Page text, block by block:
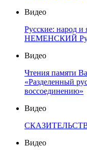
Видео
Русские: народ
НЕМЕНСКИЙ
Видео
Чтения памяти
«Разделенный
воссоединению»
Видео
Видео